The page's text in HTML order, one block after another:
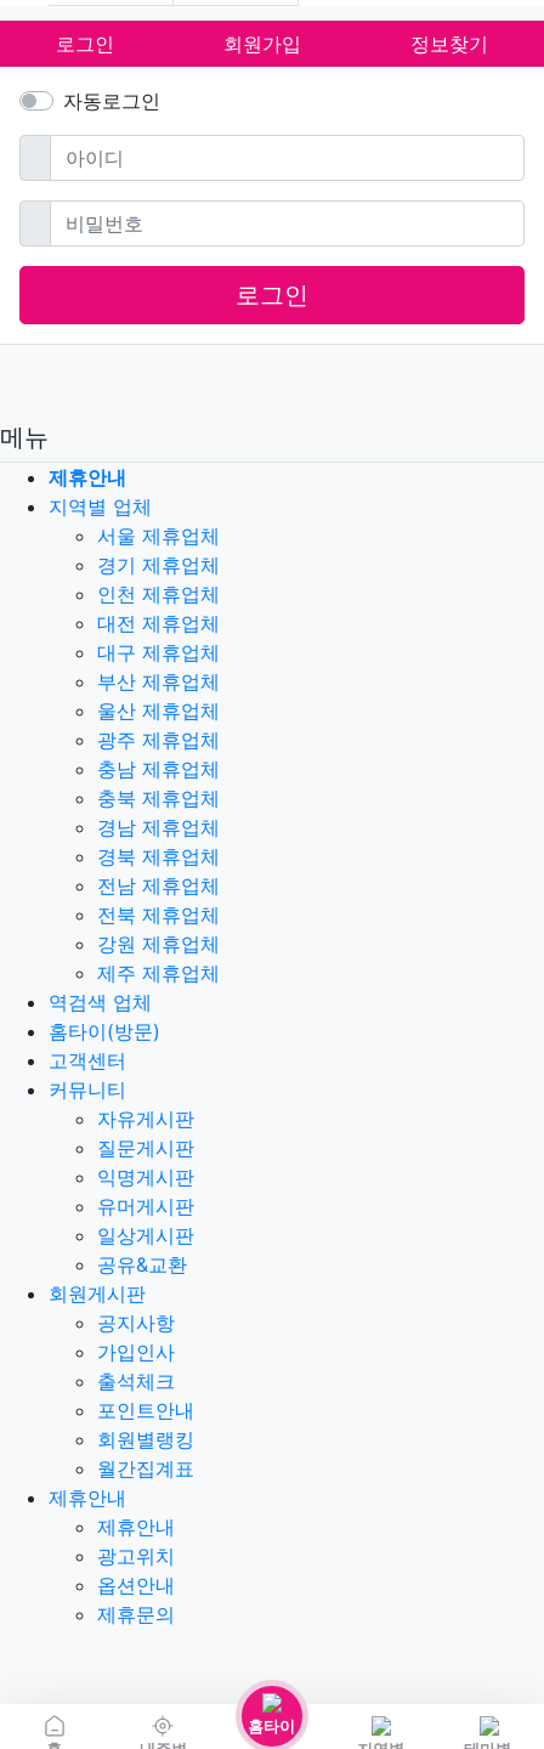
홈타이
로그인 회원가입 정보찾기
자동로그인
아이디필수
비밀번호필수
로그인
메뉴
제휴안내
지역별 업체
서울 제휴업체
경기 제휴업체
인천 제휴업체
대전 제휴업체
대구 제휴업체
부산 제휴업체
울산 제휴업체
광주 제휴업체
충남 제휴업체
충북 제휴업체
경남 제휴업체
경북 제휴업체
전남 제휴업체
전북 제휴업체
강원 제휴업체
제주 제휴업체
역검색 업체
홈타이(방문)
고객센터
커뮤니티
자유게시판
질문게시판
익명게시판
유머게시판
일상게시판
공유&교환
회원게시판
공지사항
가입인사
출석체크
포인트안내
회원별랭킹
월간집계표
제휴안내
제휴안내
광고위치
옵션안내
제휴문의